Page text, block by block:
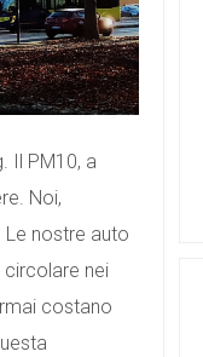
Il PM10, a
Noi,
nostre auto
nei
costano